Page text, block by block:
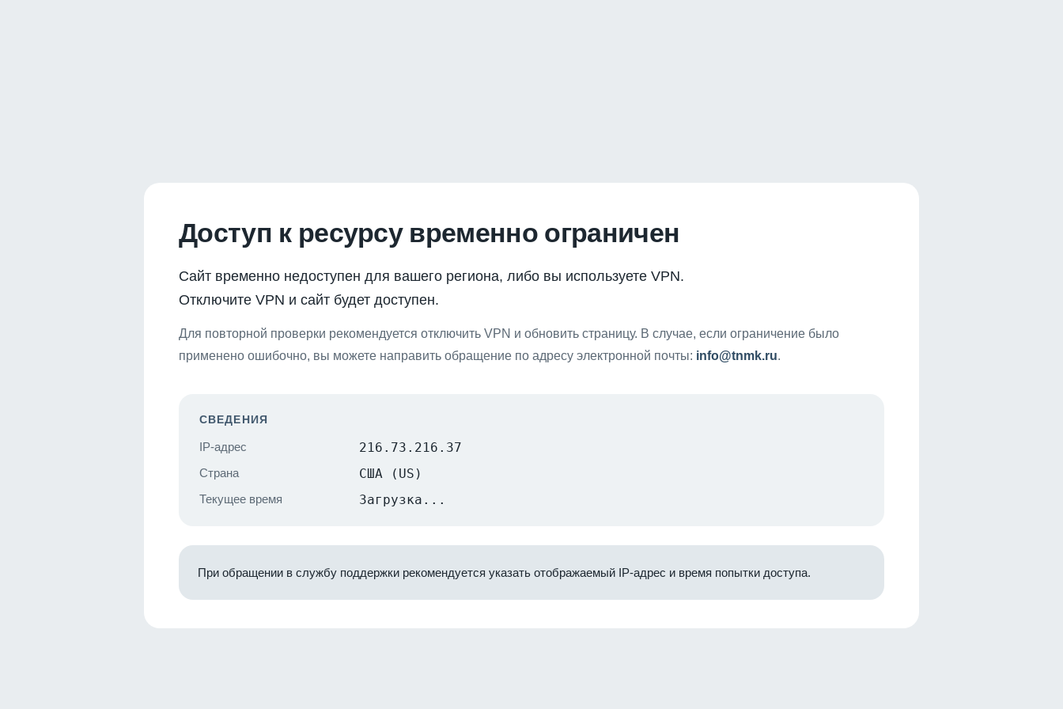
Доступ к ресурсу временно ограничен
Сайт временно недоступен для вашего региона, либо вы используете VPN.
Отключите VPN и сайт будет доступен.
Для повторной проверки рекомендуется отключить VPN и обновить страницу. В случае, если ограничение было
применено ошибочно, вы можете направить обращение по адресу электронной почты: info@tnmk.ru.
СВЕДЕНИЯ
IP-адрес 216.73.216.37
Страна США (US)
Текущее время Загрузка...
При обращении в службу поддержки рекомендуется указать отображаемый IP-адрес и время попытки доступа.